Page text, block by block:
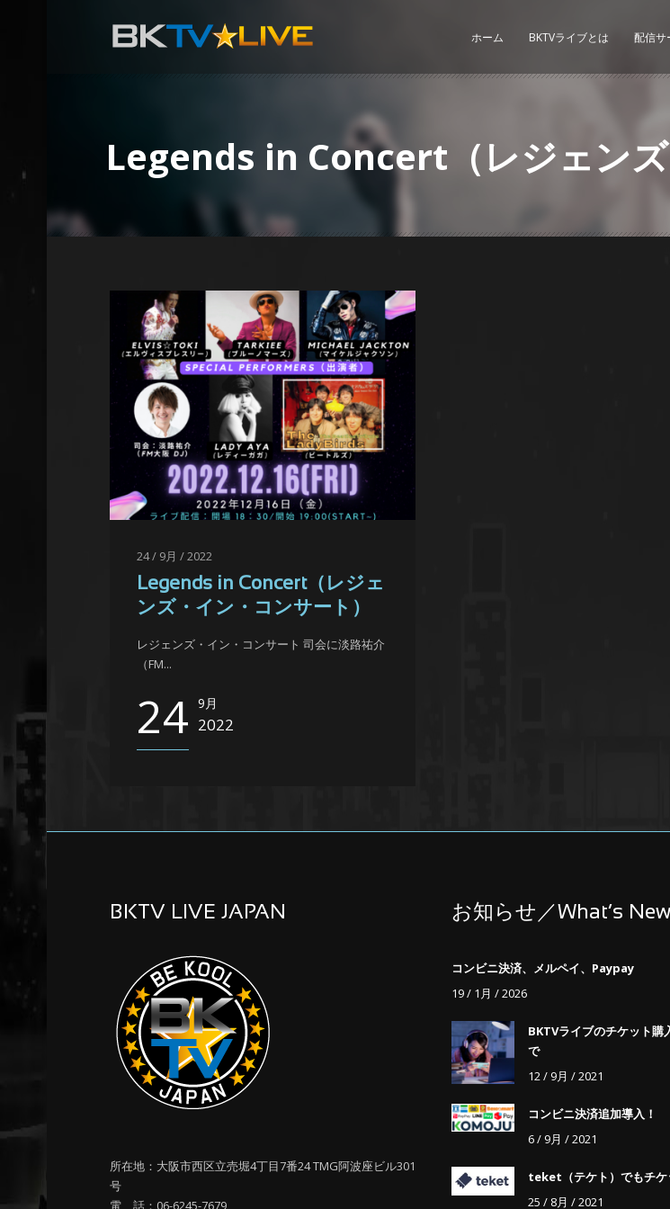
ホーム BKTVライブとは 配信サ
Legends in Concert（レジェンズ
24 / 9月 / 2022
Legends in Concert（レジェ
ンズ・イン・コンサート）
レジェンズ・イン・コンサート 司会に淡路祐介
（FM...
24 9月
2022
BKTV LIVE JAPAN
所在地：大阪市西区立売堀4丁目7番24 TMG阿波座ビル301
号
電 話：06-6245-7679
お知らせ／What’s
コンビニ決済、メルペイ、Paypay
19 / 1月 / 2026
BKTVライブのチケット購
で
12 / 9月 / 2021
コンビニ決済追加導入！
6 / 9月 / 2021
teket（テケト）でもチケ
25 / 8月 / 2021